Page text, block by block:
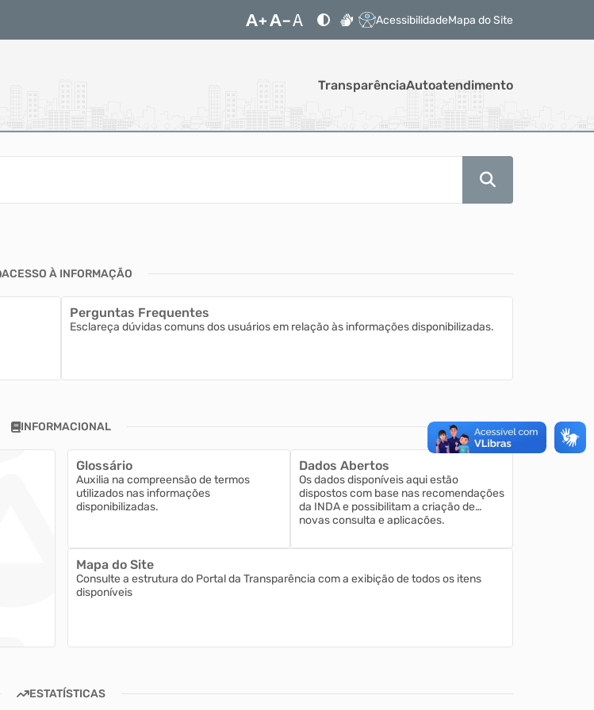
AcessibilidadeMapa do Site
TransparênciaAutoatendimento
ACESSO À INFORMAÇÃO
Perguntas Frequentes
Esclareça dúvidas comuns dos usuários em relação às informações disponibilizadas.
INFORMACIONAL
Glossário
Auxilia na compreensão de termos
utilizados nas informações
disponibilizadas.
Dados Abertos
Os dados disponíveis aqui estão
dispostos com base nas recomendações
da INDA e possibilitam a criação de
novas consulta e aplicações.
Mapa do Site
Consulte a estrutura do Portal da Transparência com a exibição de todos os itens
disponíveis
ESTATÍSTICAS